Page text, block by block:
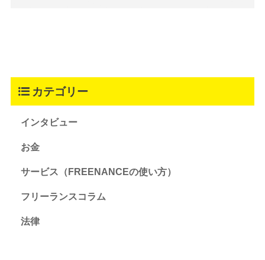
カテゴリー
インタビュー
お金
サービス（FREENANCEの使い方）
フリーランスコラム
法律